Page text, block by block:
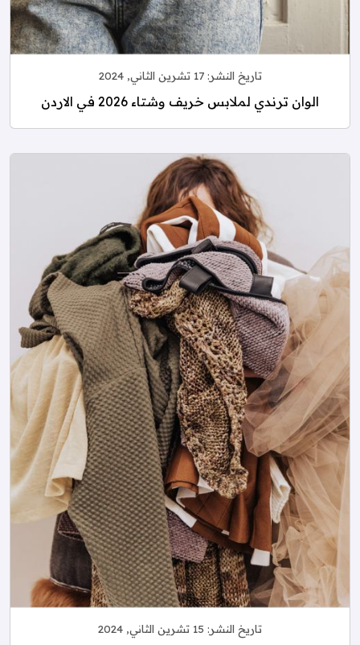
تاريخ النشر:17 تشرين الثاني, 2024
الوان ترندي لملابس خريف وشتاء 2026 في الاردن
تاريخ النشر: 15 تشرين الثاني, 2024